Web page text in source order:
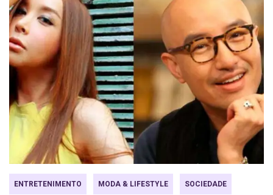
ENTRETENIMENTO MODA & LIFESTYLE SOCIEDADE